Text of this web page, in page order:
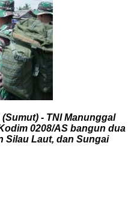
- TNI Manunggal
0208/AS bangun dua
Silau Laut, dan Sungai